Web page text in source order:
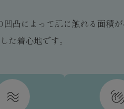
凸によって肌に触れる面積
た着心地です。